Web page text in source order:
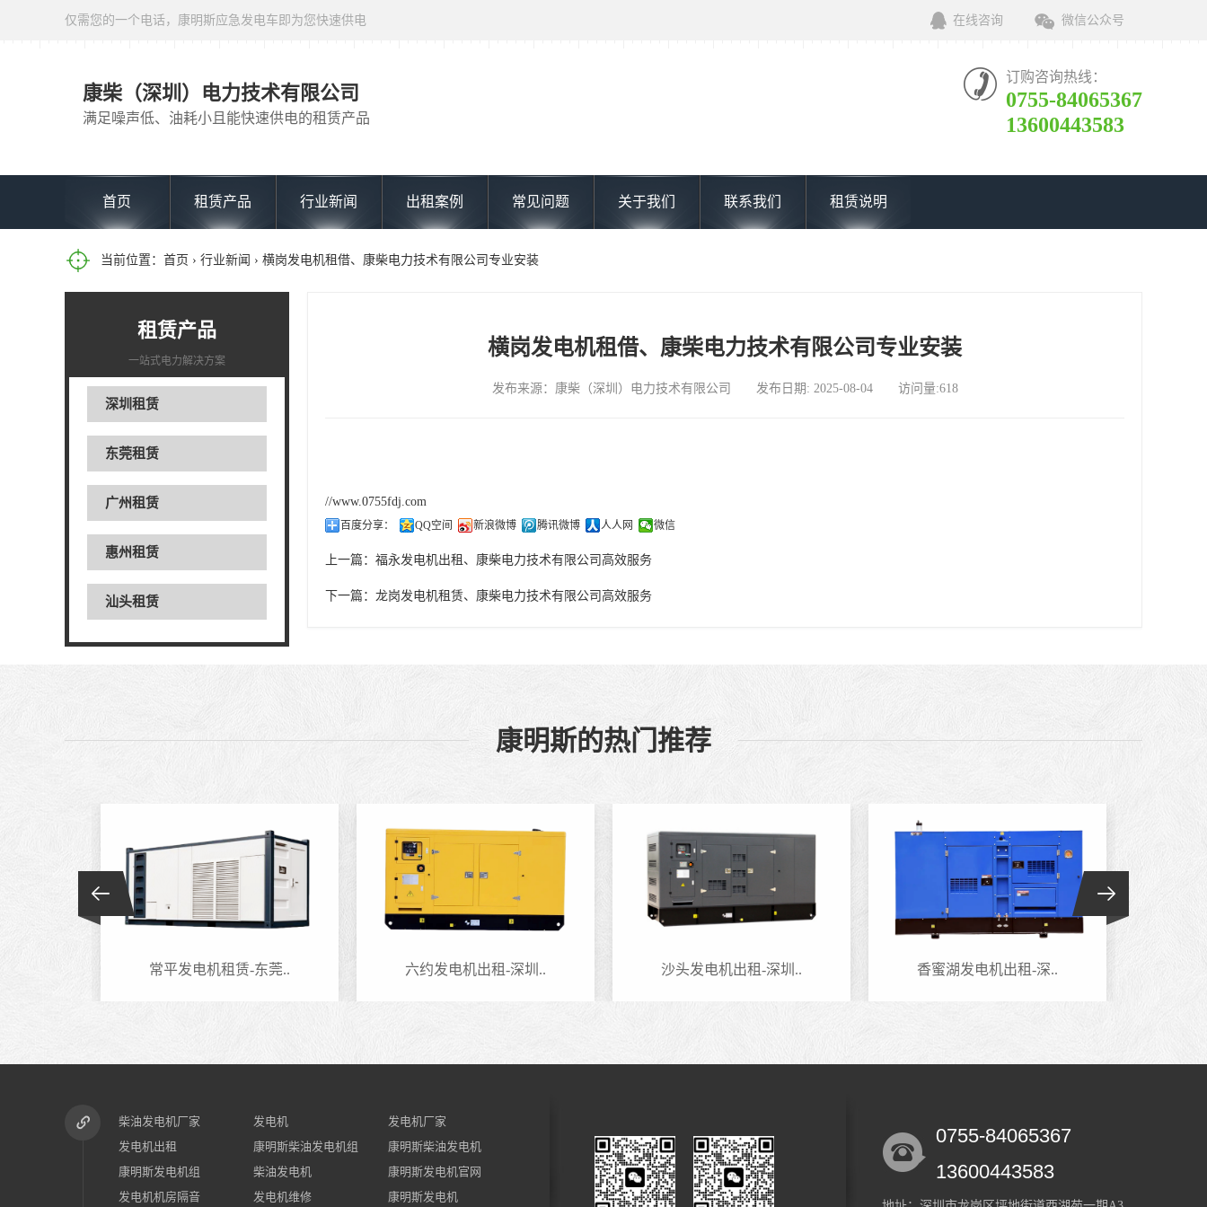
仅需您的一个电话，康明斯应急发电车即为您快速供电 在线咨询 微信公众号
康柴（深圳）电力技术有限公司
满足噪声低、油耗小且能快速供电的租赁产品
订购咨询热线：
0755-84065367
13600443583
首页 租赁产品 行业新闻 出租案例 常见问题 关于我们 联系我们 租赁说明
当前位置： 首页 › 行业新闻 › 横岗发电机租借、康柴电力技术有限公司专业安装
租赁产品
一站式电力解决方案
深圳租赁
东莞租赁
广州租赁
惠州租赁
汕头租赁
横岗发电机租借、康柴电力技术有限公司专业安装
发布来源：康柴（深圳）电力技术有限公司 发布日期: 2025-08-04 访问量:618
//www.0755fdj.com
百度分享： QQ空间 新浪微博 腾讯微博 人人网 微信
上一篇： 福永发电机出租、康柴电力技术有限公司高效服务
下一篇： 龙岗发电机租赁、康柴电力技术有限公司高效服务
康明斯的热门推荐
常平发电机租赁-东莞.. 六约发电机出租-深圳.. 沙头发电机出租-深圳.. 香蜜湖发电机出租-深..
柴油发电机厂家 发电机
发电机厂家
发电机出租
康明斯柴油发电机组
康明斯柴油发电机
康明斯发电机组
柴油发电机
康明斯发电机官网
发电机机房隔音
发电机维修 康明斯发电机
0755-84065367
13600443583